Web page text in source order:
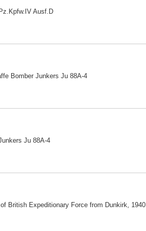
Ausf.D
Bomber Junkers Ju 88A-4
Ju 88A-4
British Expeditionary Force from Dunkirk, 1940